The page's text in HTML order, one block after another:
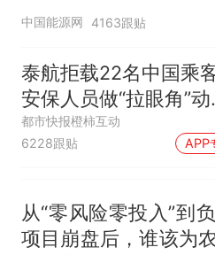
中国能源网 4163跟贴
泰航拒载22名中国乘
安保人员做“拉眼角”动
作，泰国机场最新回应
拒绝登机决定由航司作
改签但没兑现
都市快报橙柿互动
6228跟贴
APP
从“零风险零投入”到
项目崩盘后，谁该为